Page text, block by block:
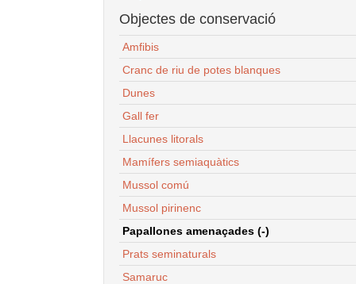
Objectes de conservació
Amfibis
Cranc de riu de potes blanques
Dunes
Gall fer
Llacunes litorals
Mamífers semiaquàtics
Mussol comú
Mussol pirinenc
Papallones amenaçades (-)
Prats seminaturals
Samaruc